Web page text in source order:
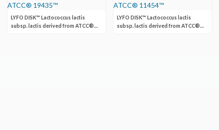
LYFO DISK™ Lactococcus lactis
subsp. lactis derived from ATCC®
LYFO DISK™ Lactococcus lactis
subsp. lactis derived from ATCC®